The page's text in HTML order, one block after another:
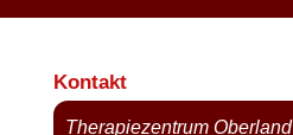
Kontakt
Therapiezentrum Oberland